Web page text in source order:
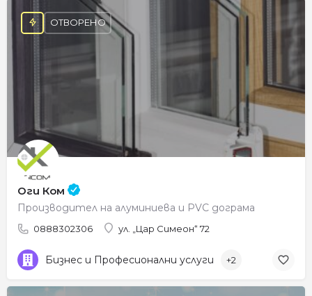
Оги Ком
Производител на алуминиева и PVC дограма
0888302306 ул. „Цар Симеон“ 72
ОТВОРЕНО
Бизнес и Професионални услуги +2